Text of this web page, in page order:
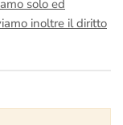
solo ed
inoltre il diritto